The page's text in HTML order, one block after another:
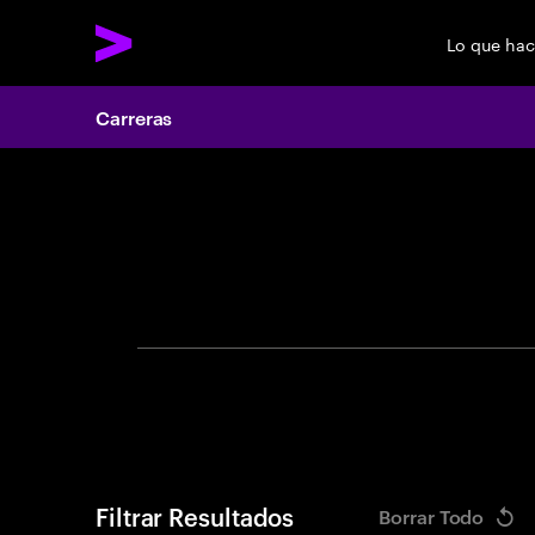
Lo que
Carreras
Filtrar Resultados Borrar Todo